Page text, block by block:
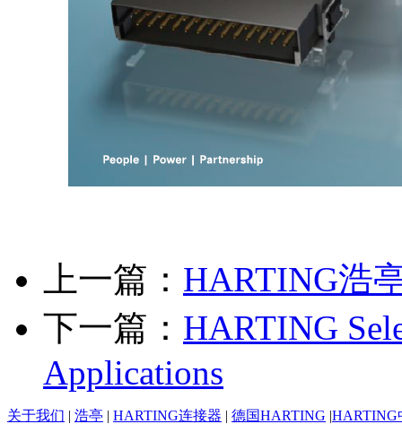
上一篇： HARTING浩
下一篇： HARTING
Applications
关于我们 | 浩亭 | HARTING连接器 | 德国HARTING |HARTING